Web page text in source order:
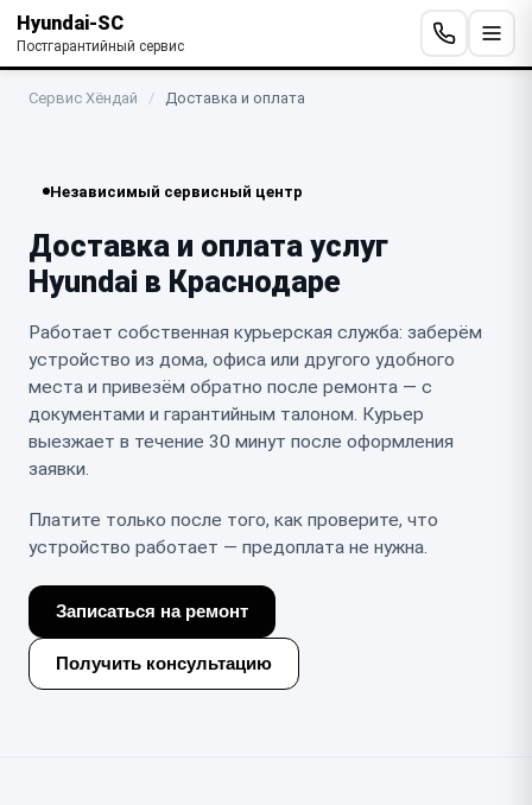
Hyundai-SC
Постгарантийный сервис
Сервис Хёндай / Доставка и оплата
Независимый сервисный центр
Доставка и оплата услуг
Hyundai в Краснодаре
Работает собственная курьерская служба: заберём
устройство из дома, офиса или другого удобного
места и привезём обратно после ремонта — с
документами и гарантийным талоном. Курьер
выезжает в течение 30 минут после оформления
заявки.
Платите только после того, как проверите, что
устройство работает — предоплата не нужна.
Записаться на ремонт
Получить консультацию